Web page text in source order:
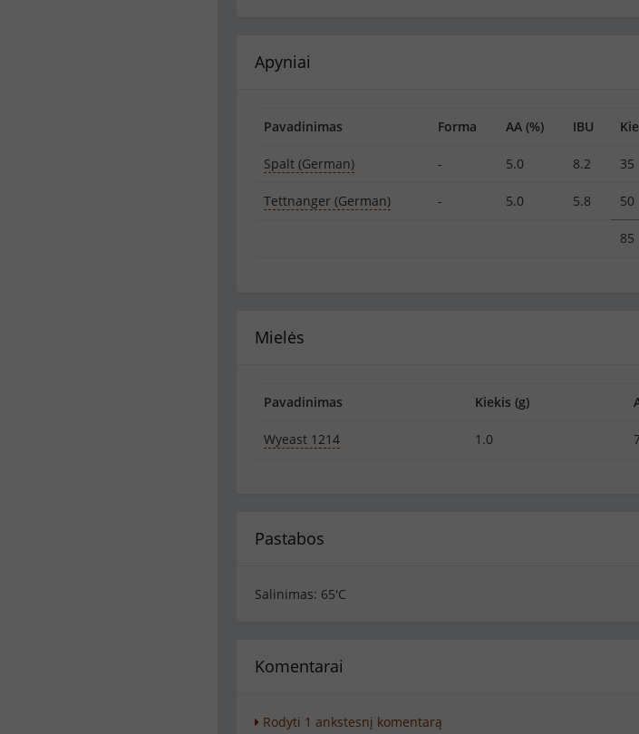
Apyniai
Pavadinimas Forma AA (%) IBU
Spalt (German) - 5.0 8.2 35
Tettnanger (German) - 5.0 5.8 50
85
Mielės
Pavadinimas Kiekis (g)
Wyeast 1214 1.0
Pastabos
Salinimas: 65'C
Komentarai
Rodyti 1 ankstesnį komentarą